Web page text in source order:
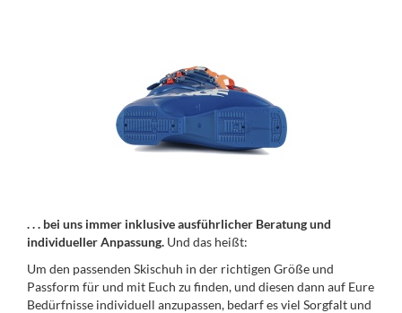
. . . bei uns immer inklusive ausführlicher Beratung und
individueller Anpassung. Und das heißt:
Um den passenden Skischuh in der richtigen Größe und
Passform für und mit Euch zu finden, und diesen dann auf Eure
Bedürfnisse individuell anzupassen, bedarf es viel Sorgfalt und